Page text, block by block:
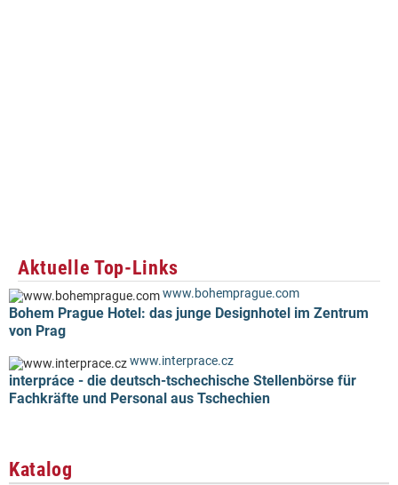
Aktuelle Top-Links
www.bohemprague.com
Bohem Prague Hotel: das junge Designhotel im Zentrum
von Prag
www.interprace.cz
interpráce - die deutsch-tschechische Stellenbörse für
Fachkräfte und Personal aus Tschechien
Katalog